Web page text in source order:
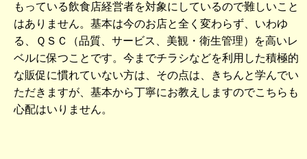
もっている飲食店経営者を対象にしているので難しいこと
はありません。基本は今のお店と全く変わらず、いわゆ
る、ＱＳＣ（品質、サービス、美観・衛生管理）を高いレ
ベルに保つことです。今までチラシなどを利用した積極的
な販促に慣れていない方は、その点は、きちんと学んでい
ただきますが、基本から丁寧にお教えしますのでこちらも
心配はいりません。